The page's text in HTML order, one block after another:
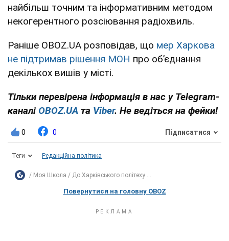
найбільш точним та інформативним методом
некогерентного розсіювання радіохвиль.
Раніше OBOZ.UA розповідав, що мер Харкова
не підтримав рішення МОН про обʼєднання
декількох вишів у місті.
Тільки перевірена інформація в нас у Telegram-
каналі OBOZ.UA та Viber. Не ведіться на фейки!
0 0 Підписатися
Теги Редакційна політика
Моя Школа До Харківського політеху ...
Повернутися на головну OBOZ